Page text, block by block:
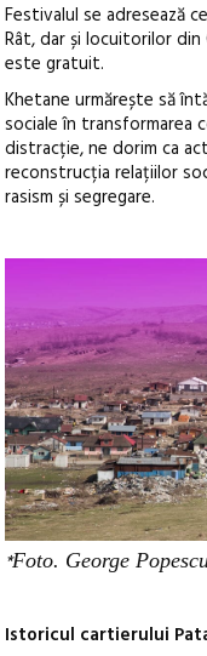
Festivalul se adresează
Rât, dar și locuitorilor
este gratuit.
Khetane urmărește să
sociale în transformarea
distracție, ne dorim ca
reconstrucția relațiilor
rasism și segregare.
*Foto. George
Istoricul cartierului